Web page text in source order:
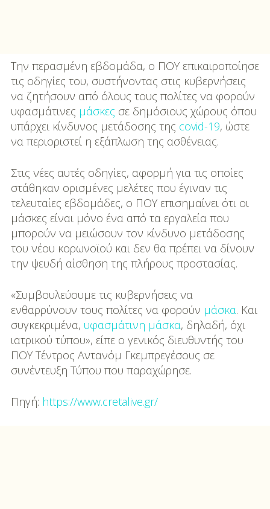
Την περασμένη εβδομάδα, ο ΠΟΥ επικαιροποίησε
τις οδηγίες του, συστήνοντας στις κυβερνήσεις
να ζητήσουν από όλους τους πολίτες να φορούν
υφασμάτινες μάσκες σε δημόσιους χώρους όπου
υπάρχει κίνδυνος μετάδοσης της covid-19, ώστε
να περιοριστεί η εξάπλωση της ασθένειας.
Στις νέες αυτές οδηγίες, αφορμή για τις οποίες
στάθηκαν ορισμένες μελέτες που έγιναν τις
τελευταίες εβδομάδες, ο ΠΟΥ επισημαίνει ότι οι
μάσκες είναι μόνο ένα από τα εργαλεία που
μπορούν να μειώσουν τον κίνδυνο μετάδοσης
του νέου κορωνοϊού και δεν θα πρέπει να δίνουν
την ψευδή αίσθηση της πλήρους προστασίας.
«Συμβουλεύουμε τις κυβερνήσεις να
ενθαρρύνουν τους πολίτες να φορούν μάσκα. Και
συγκεκριμένα, υφασμάτινη μάσκα, δηλαδή, όχι
ιατρικού τύπου», είπε ο γενικός διευθυντής του
ΠΟΥ Τέντρος Αντανόμ Γκεμπρεγέσους σε
συνέντευξη Τύπου που παραχώρησε.
Πηγή: https://www.cretalive.gr/